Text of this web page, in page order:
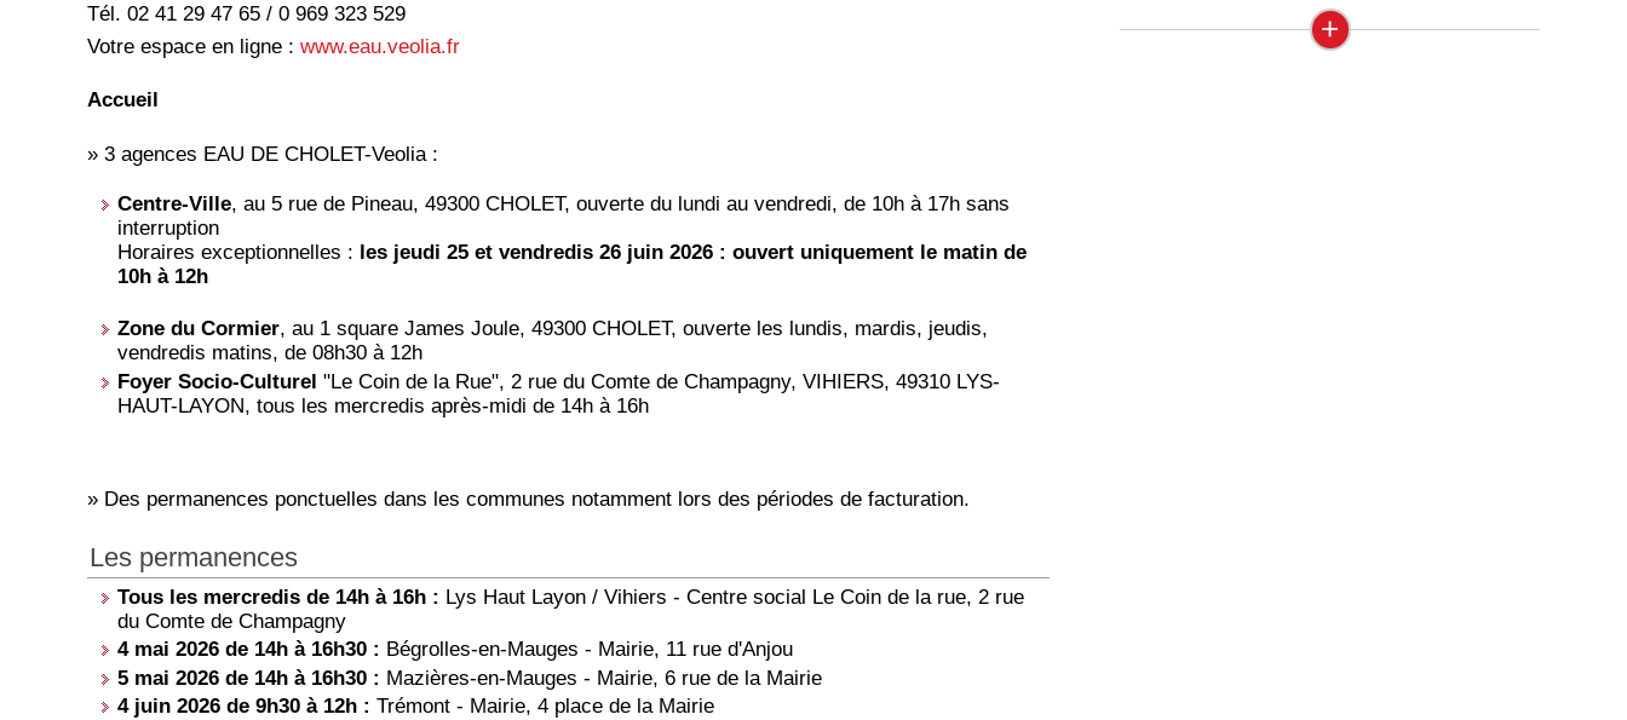
Tél. 02 41 29 47 65 / 0 969 323 529
Votre espace en ligne : www.eau.veolia.fr
Accueil
» 3 agences EAU DE CHOLET-Veolia :
Centre-Ville, au 5 rue de Pineau, 49300 CHOLET, ouverte du lundi au vendredi, de 10h à 17h sans
interruption
Horaires exceptionnelles : les jeudi 25 et vendredis 26 juin 2026 : ouvert uniquement le matin de
10h à 12h
Zone du Cormier, au 1 square James Joule, 49300 CHOLET, ouverte les lundis, mardis, jeudis,
vendredis matins, de 08h30 à 12h
Foyer Socio-Culturel "Le Coin de la Rue", 2 rue du Comte de Champagny, VIHIERS, 49310 LYS-
HAUT-LAYON, tous les mercredis après-midi de 14h à 16h
» Des permanences ponctuelles dans les communes notamment lors des périodes de facturation.
Les permanences
Tous les mercredis de 14h à 16h : Lys Haut Layon / Vihiers - Centre social Le Coin de la rue, 2 rue
du Comte de Champagny
4 mai 2026 de 14h à 16h30 : Bégrolles-en-Mauges - Mairie, 11 rue d'Anjou
5 mai 2026 de 14h à 16h30 : Mazières-en-Mauges - Mairie, 6 rue de la Mairie
4 juin 2026 de 9h30 à 12h : Trémont - Mairie, 4 place de la Mairie
+